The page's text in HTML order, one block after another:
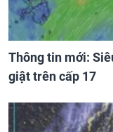
Thông tin mới:
giật trên cấp 17